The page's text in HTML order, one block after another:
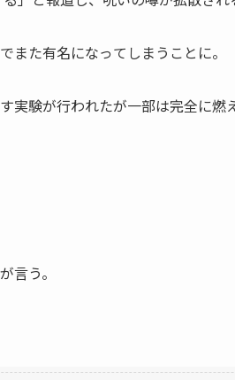
た有名になってしまうことに。
実験が行われたが一部は完全に燃
言う。